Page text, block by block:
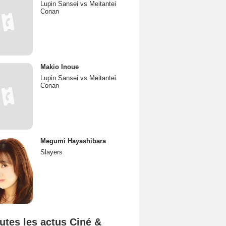
Lupin Sansei vs Meitantei
Conan
Makio Inoue
Lupin Sansei vs Meitantei
Conan
Megumi Hayashibara
Slayers
les actus Ciné &